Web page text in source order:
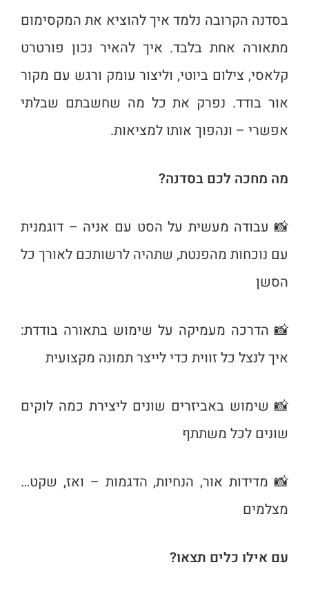
בסדנה הקרובה נלמד איך להוציא את המקסימום
מתאורה אחת בלבד. איך להאיר נכון פורטרט
קלאסי, צילום ביוטי, וליצור עומק ורגש עם מקור
אור בודד. נפרק את כל מה שחשבתם שבלתי
אפשרי – ונהפוך אותו למציאות.
מה מחכה לכם בסדנה?
📸 עבודה מעשית על הסט עם אניה – דוגמנית
עם נוכחות מהפנטת, שתהיה לרשותכם לאורך כל
הסשן
📸 הדרכה מעמיקה על שימוש בתאורה בודדת:
איך לנצל כל זווית כדי לייצר תמונה מקצועית
📸 שימוש באביזרים שונים ליצירת כמה לוקים
שונים לכל משתתף
📸 מדידות אור, הנחיות, הדגמות – ואז, שקט…
מצלמים
עם אילו כלים תצאו?